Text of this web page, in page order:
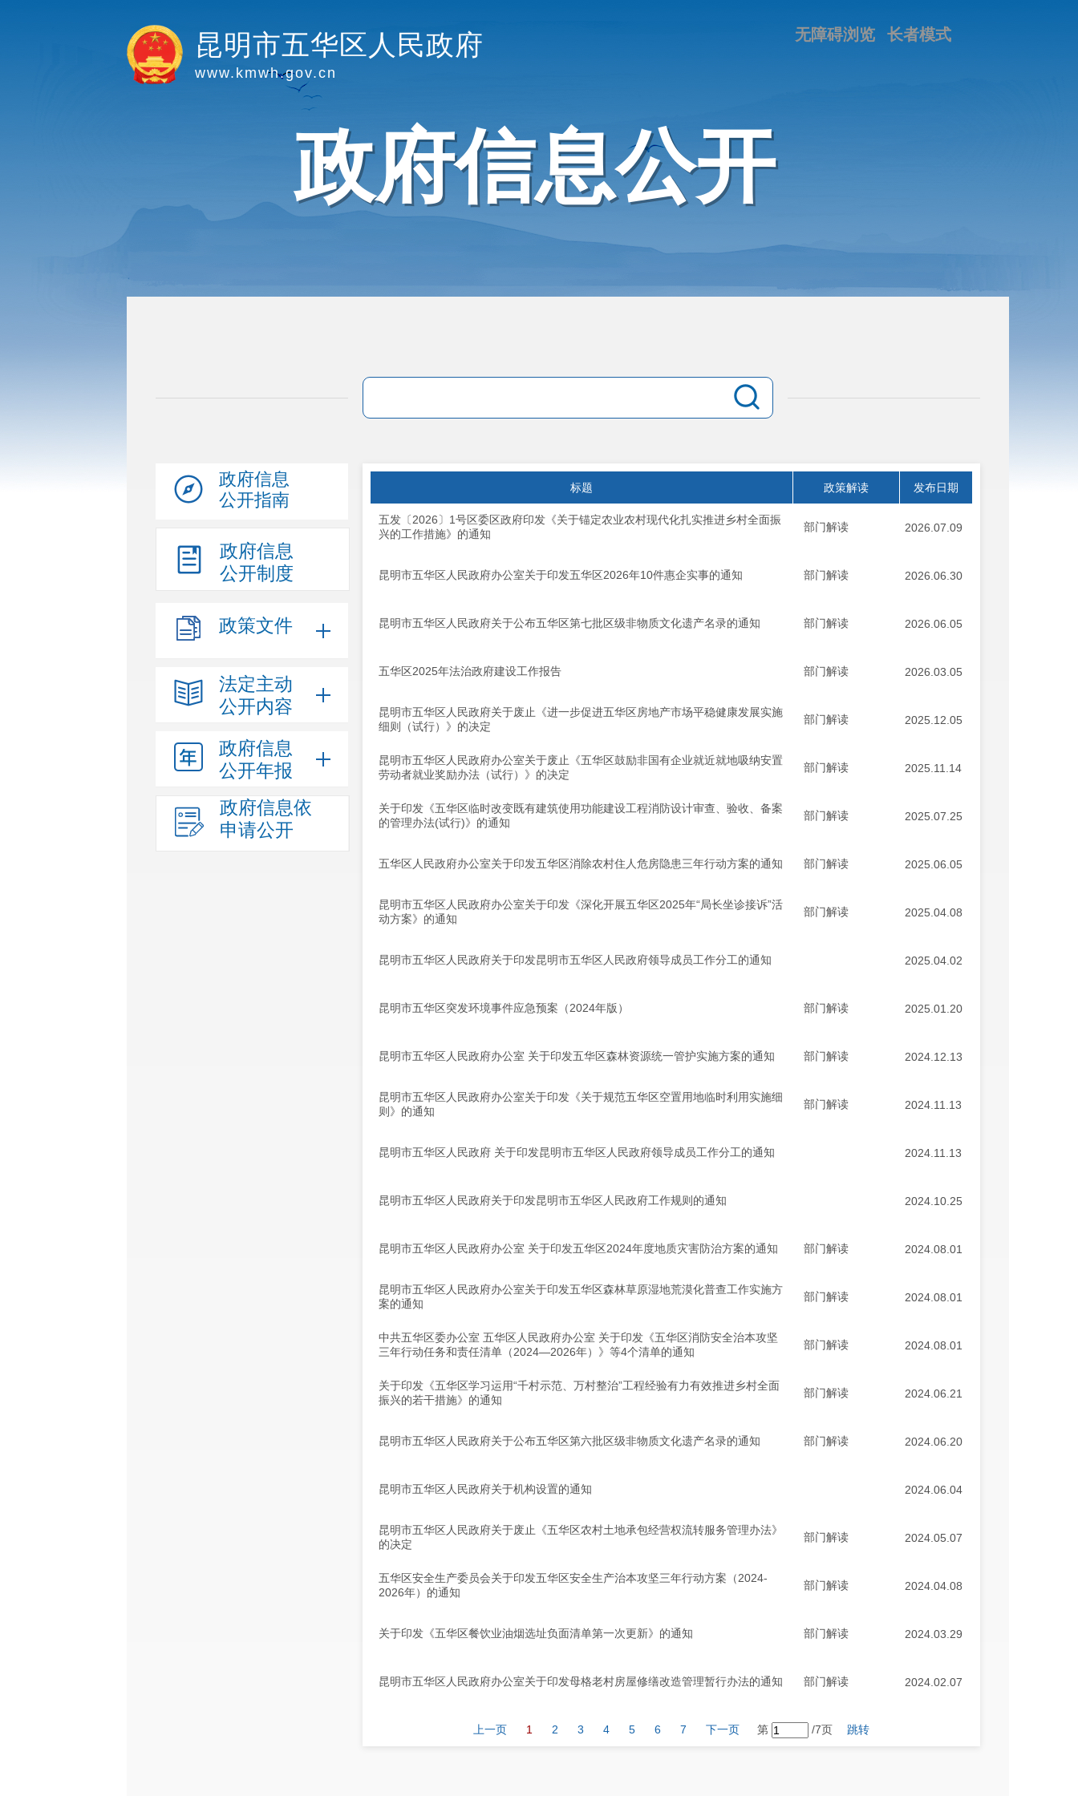
昆明市五华区人民政府
www.kmwh.gov.cn
长者模式
无障碍浏览
政府信息公开
政府信息
公开指南
政府信息
公开制度
政策文件
法定主动
公开内容
政府信息
公开年报
政府信息依
申请公开
标题 政策解读 发布日期
五发〔2026〕1号区委区政府印发《关于锚定农业农村现代化扎实推进乡村全面振
兴的工作措施》的通知
部门解读 2026.07.09
昆明市五华区人民政府办公室关于印发五华区2026年10件惠企实事的通知 部门解读 2026.06.30
昆明市五华区人民政府关于公布五华区第七批区级非物质文化遗产名录的通知 部门解读 2026.06.05
五华区2025年法治政府建设工作报告 部门解读 2026.03.05
昆明市五华区人民政府关于废止《进一步促进五华区房地产市场平稳健康发展实施
细则（试行）》的决定
部门解读 2025.12.05
昆明市五华区人民政府办公室关于废止《五华区鼓励非国有企业就近就地吸纳安置
劳动者就业奖励办法（试行）》的决定
部门解读 2025.11.14
关于印发《五华区临时改变既有建筑使用功能建设工程消防设计审查、验收、备案
的管理办法(试行)》的通知
部门解读 2025.07.25
五华区人民政府办公室关于印发五华区消除农村住人危房隐患三年行动方案的通知 部门解读 2025.06.05
昆明市五华区人民政府办公室关于印发《深化开展五华区2025年“局长坐诊接诉”活
动方案》的通知
部门解读 2025.04.08
昆明市五华区人民政府关于印发昆明市五华区人民政府领导成员工作分工的通知 2025.04.02
昆明市五华区突发环境事件应急预案（2024年版） 部门解读 2025.01.20
昆明市五华区人民政府办公室 关于印发五华区森林资源统一管护实施方案的通知 部门解读 2024.12.13
昆明市五华区人民政府办公室关于印发《关于规范五华区空置用地临时利用实施细
则》的通知
部门解读 2024.11.13
昆明市五华区人民政府 关于印发昆明市五华区人民政府领导成员工作分工的通知 2024.11.13
昆明市五华区人民政府关于印发昆明市五华区人民政府工作规则的通知 2024.10.25
昆明市五华区人民政府办公室 关于印发五华区2024年度地质灾害防治方案的通知 部门解读 2024.08.01
昆明市五华区人民政府办公室关于印发五华区森林草原湿地荒漠化普查工作实施方
案的通知
部门解读 2024.08.01
中共五华区委办公室 五华区人民政府办公室 关于印发《五华区消防安全治本攻坚
三年行动任务和责任清单（2024—2026年）》等4个清单的通知
部门解读 2024.08.01
关于印发《五华区学习运用“千村示范、万村整治”工程经验有力有效推进乡村全面
振兴的若干措施》的通知
部门解读 2024.06.21
昆明市五华区人民政府关于公布五华区第六批区级非物质文化遗产名录的通知 部门解读 2024.06.20
昆明市五华区人民政府关于机构设置的通知 2024.06.04
昆明市五华区人民政府关于废止《五华区农村土地承包经营权流转服务管理办法》
的决定
部门解读 2024.05.07
五华区安全生产委员会关于印发五华区安全生产治本攻坚三年行动方案（2024-
2026年）的通知
部门解读 2024.04.08
关于印发《五华区餐饮业油烟选址负面清单第一次更新》的通知 部门解读 2024.03.29
昆明市五华区人民政府办公室关于印发母格老村房屋修缮改造管理暂行办法的通知 部门解读 2024.02.07
上一页 1 2 3 4 5 6 7 下一页 第 /7页 跳转